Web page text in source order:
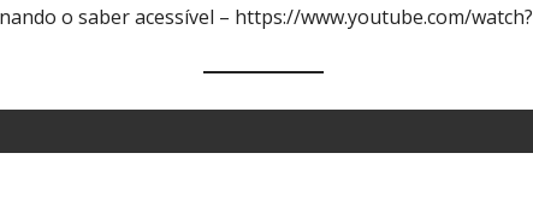
o saber acessível – https://www.youtube.com/